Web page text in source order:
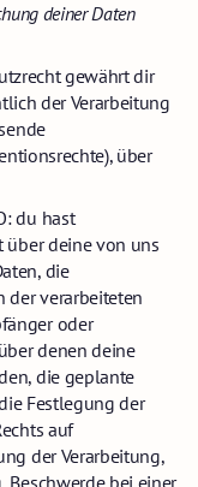
deiner Daten
gewährt dir
der Verarbeitung
über
du hast
über deine von uns
die
der verarbeiteten
oder
denen deine
die geplante
Festlegung der
auf
der Verarbeitung,
Beschwerde bei einer